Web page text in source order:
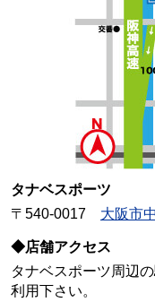
タナベスポーツ
〒540-0017 大阪市
◆店舗アクセス
タナベスポーツ周辺
利用下さい。